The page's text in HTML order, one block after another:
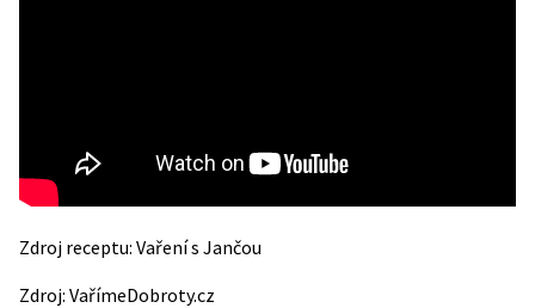
Zdroj receptu: Vaření s Jančou
Zdroj: VařímeDobroty.cz